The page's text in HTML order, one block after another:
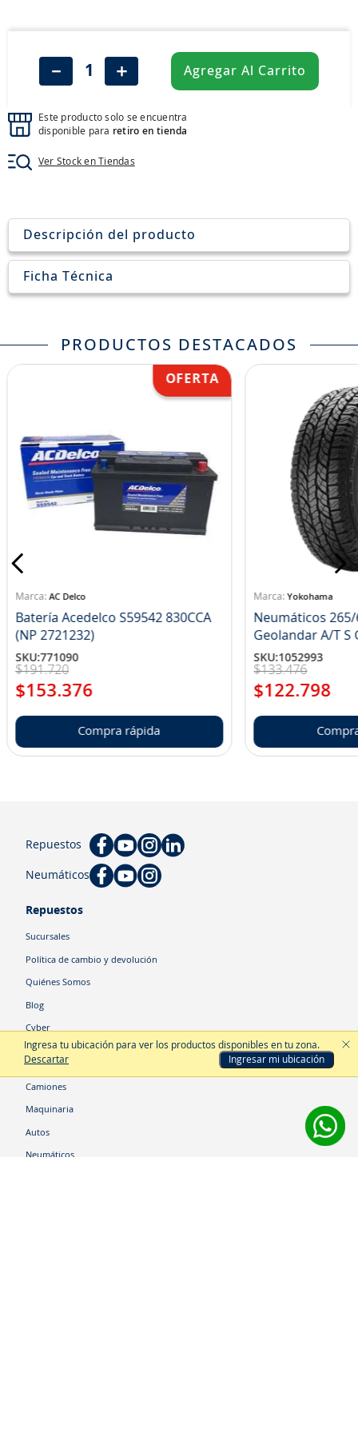
＋
－ Agregar Al Carrito
Este producto solo se encuentra
disponible para retiro en tienda
Ver Stock en Tiendas
Ingresa tu ubicación para ver los productos disponibles en tu zona.
Descartar
Ingresar mi ubicación
Descripción del producto
Ficha Técnica
PRODUCTOS DESTACADOS
AC Delco
Batería Acedelco S59542 830CCA
(NP 2721232)
SKU:771090
$191.720
$153.376
Compra rápida
Yokohama
Neumáticos 265/
SKU:1052993
$133.476
$122.798
Repuestos
Neumáticos
Repuestos
Sucursales
Política de cambio y devolución
Quiénes Somos
Blog
Cyber
Categorías
Camiones
Maquinaria
Autos
Neumáticos
john deere